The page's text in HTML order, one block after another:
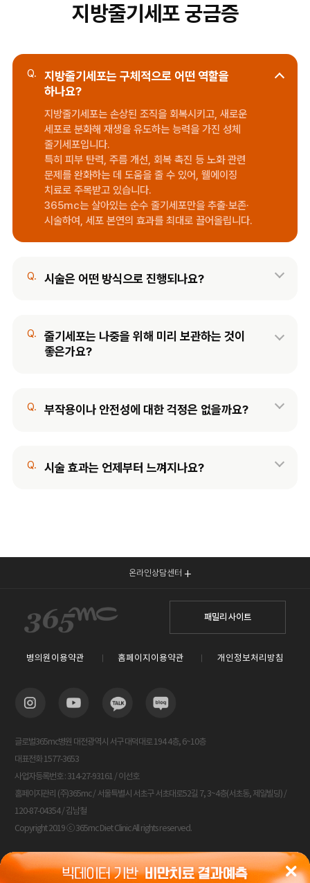
지방줄기세포 궁금증
Q.
지방줄기세포는 구체적으로 어떤 역할을
하나요?
지방줄기세포는 손상된 조직을 회복시키고, 새로운
세포로 분화해 재생을 유도하는 능력을 가진 성체
줄기세포입니다.
특히 피부 탄력, 주름 개선, 회복 촉진 등 노화 관련
문제를 완화하는 데 도움을 줄 수 있어, 웰에이징
치료로 주목받고 있습니다.
365mc는 살아있는 순수 줄기세포만을 추출·보존·
시술하여, 세포 본연의 효과를 최대로 끌어올립니다.
Q. 시술은 어떤 방식으로 진행되나요?
Q.
줄기세포는 나중을 위해 미리 보관하는 것이
좋은가요?
Q. 부작용이나 안전성에 대한 걱정은 없을까요?
Q. 시술 효과는 언제부터 느껴지나요?
온라인상담센터
패밀리 사이트
병의원이용약관 홈페이지이용약관 개인정보처리방침
글로벌365mc병원 대전광역시 서구 대덕대로 194 4층, 6~10층
대표전화 1577-3653
사업자등록번호 : 314-27-93161 / 이선호
홈페이지관리 (주)365mc / 서울특별시 서초구 서초대로52길 7, 3~4층(서초동, 제일빌딩) /
120-87-04354 / 김남철
Copyright 2019 ⓒ 365mc Diet Clinic All rights reserved.